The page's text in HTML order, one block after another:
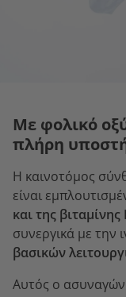
Με φολικό
πλήρη
Η καινοτόμος
είναι
και της βιταμίνης
συνεργικά με την
βασικών
Αυτός ο